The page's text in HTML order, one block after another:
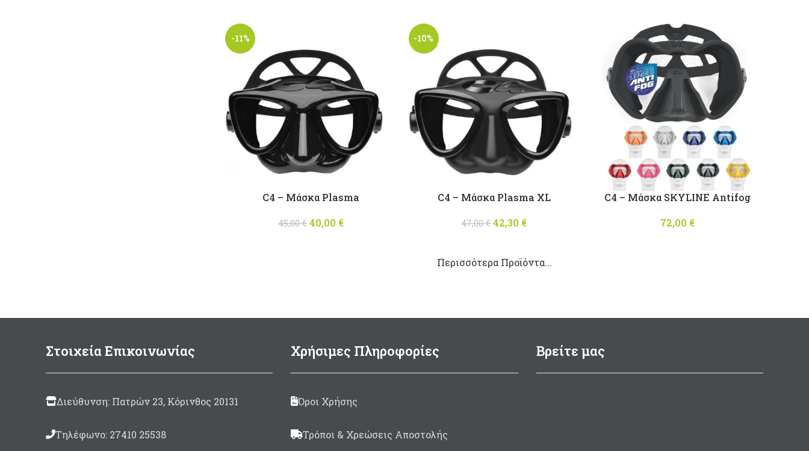
-11%
C4 – Μάσκα Plasma
45,00€
Original price
40,00 €
-10%
C4 – Μάσκα Plasma XL
47,00€
Original price
42,30 €
42,30 €.
C4 – Μάσκα SKYLINE Antifog
72,00 €
Περισσότερα Προϊόντα...
Στοιχεία Επικοινωνίας
Διεύθυνση: Πατρών 23, Κόρινθος 20131
Τηλέφωνο: 27410 25538
Χρήσιμες Πληροφορίες
Όροι Χρήσης
Τρόποι & Χρεώσεις Αποστολής
Βρείτε μας